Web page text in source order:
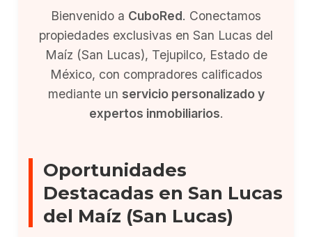
Bienvenido a CuboRed. Conectamos
propiedades exclusivas en San Lucas del
Maíz (San Lucas), Tejupilco, Estado de
México, con compradores calificados
mediante un servicio personalizado y
expertos inmobiliarios.
Oportunidades
Destacadas en San Lucas
del Maíz (San Lucas)